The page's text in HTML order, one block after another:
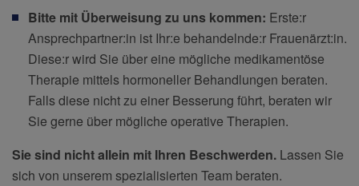
Bitte mit Überweisung zu uns kommen: Erste:r
Ansprechpartner:in ist Ihr:e behandelnde:r Frauenärzt:in.
Diese:r wird Sie über eine mögliche medikamentöse
Therapie mittels hormoneller Behandlungen beraten.
Falls diese nicht zu einer Besserung führt, beraten wir
Sie gerne über mögliche operative Therapien.
Sie sind nicht allein mit Ihren Beschwerden. Lassen Sie
sich von unserem spezialisierten Team beraten.